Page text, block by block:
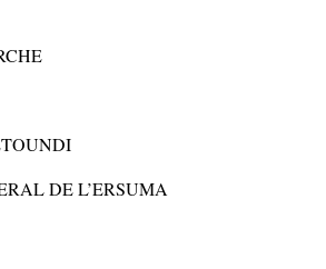
DE L’ERSUMA